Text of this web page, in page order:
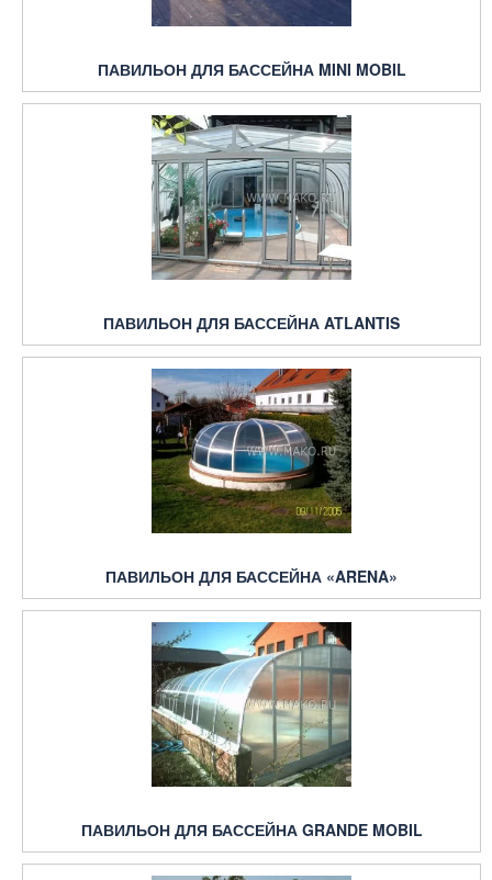
ПАВИЛЬОН ДЛЯ БАССЕЙНА MINI MOBIL
ПАВИЛЬОН ДЛЯ БАССЕЙНА ATLANTIS
ПАВИЛЬОН ДЛЯ БАССЕЙНА «ARENA»
ПАВИЛЬОН ДЛЯ БАССЕЙНА GRANDE MOBIL